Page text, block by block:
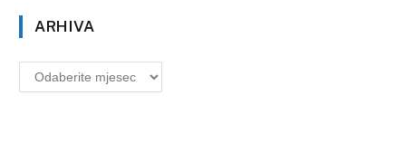
ARHIVA
Arhiva